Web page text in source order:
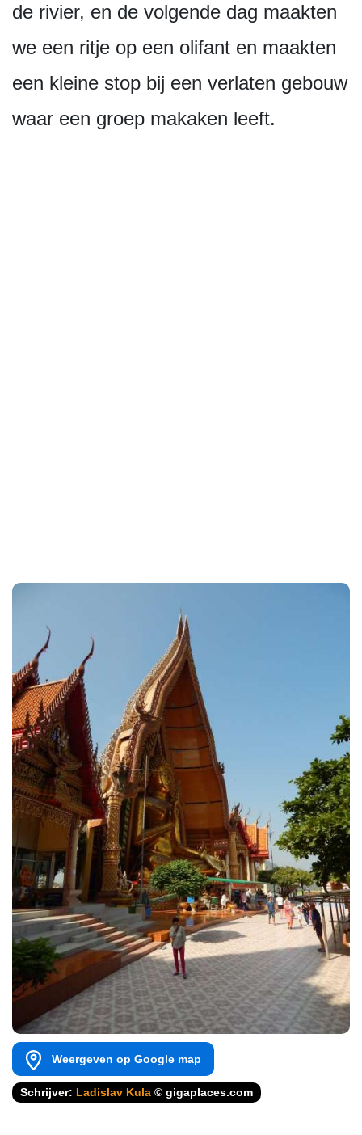
de rivier, en de volgende dag maakten
we een ritje op een olifant en maakten
een kleine stop bij een verlaten gebouw
waar een groep makaken leeft.
Weergeven op Google map
Schrijver: Ladislav Kula © gigaplaces.com